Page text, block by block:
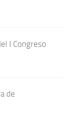
I Congreso
de